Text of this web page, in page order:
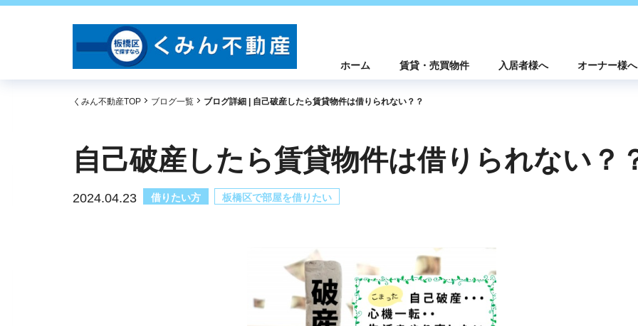
ホーム 賃貸・売買物件 入居者様へ オーナー様へ
くみん不動産TOP ブログ一覧 ブログ詳細 | 自己破産したら賃貸物件は借りられない？？
自己破産したら賃貸物件は借りられない？
2024.04.23 借りたい方 板橋区で部屋を借りたい